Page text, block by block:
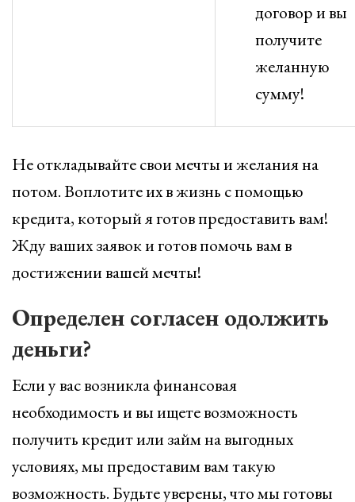
договор и вы
получите
желанную
сумму!
Не откладывайте свои мечты и желания на
потом. Воплотите их в жизнь с помощью
кредита, который я готов предоставить вам!
Жду ваших заявок и готов помочь вам в
достижении вашей мечты!
Определен согласен одолжить
деньги?
Если у вас возникла финансовая
необходимость и вы ищете возможность
получить кредит или займ на выгодных
условиях, мы предоставим вам такую
возможность. Будьте уверены, что мы готовы